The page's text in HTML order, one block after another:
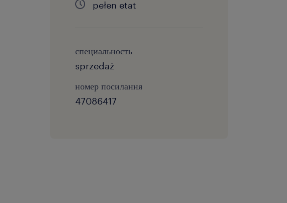
pełen etat
специальность
sprzedaż
номер посилання
47086417